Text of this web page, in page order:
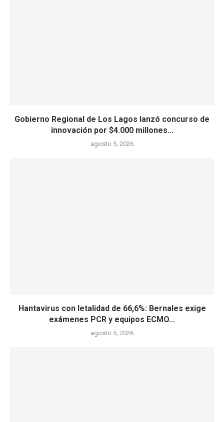
Gobierno Regional de Los Lagos lanzó concurso de
innovación por $4.000 millones...
agosto 5, 2026
Hantavirus con letalidad de 66,6%: Bernales exige
exámenes PCR y equipos ECMO...
agosto 5, 2026